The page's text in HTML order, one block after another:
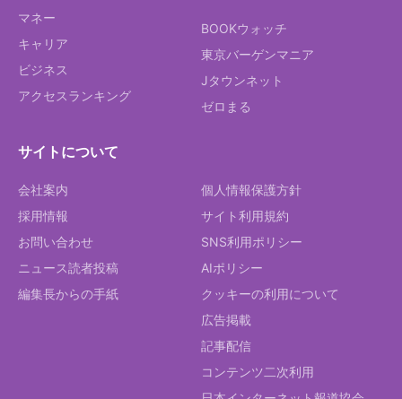
マネー
キャリア
ビジネス
アクセスランキング
BOOKウォッチ
東京バーゲンマニア
Jタウンネット
ゼロまる
サイトについて
会社案内
採用情報
お問い合わせ
ニュース読者投稿
編集長からの手紙
個人情報保護方針
サイト利用規約
SNS利用ポリシー
AIポリシー
クッキーの利用について
広告掲載
記事配信
コンテンツ二次利用